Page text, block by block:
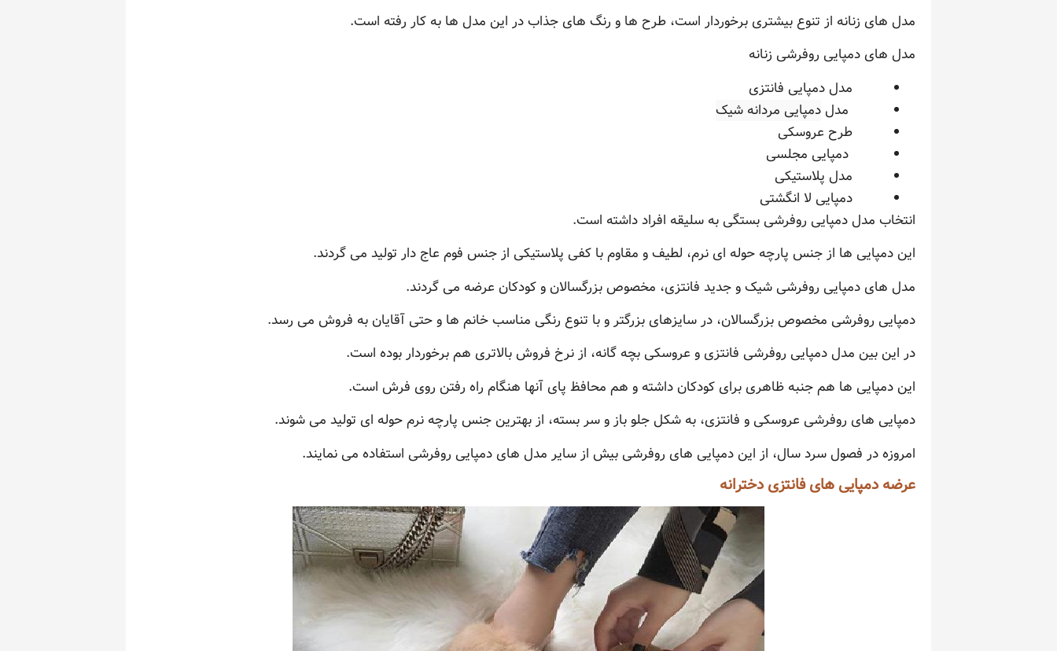
مدل های زنانه از تنوع بیشتری برخوردار است، طرح ها و رنگ های جذاب در این مدل ها به کار رفته است.
مدل های دمپایی روفرشی زنانه
مدل دمپایی فانتزی
مدلدمپایی مردانه شیک
طرح عروسکی
دمپایی مجلسی
مدل پلاستیکی
دمپایی لا انگشتی
انتخاب مدل دمپایی روفرشی بستگی به سلیقه افراد داشته است.
این دمپایی ها از جنس پارچه حوله ای نرم، لطیف و مقاوم با کفی پلاستیکی از جنس فوم عاج دار تولید می گردند.
مدل های دمپایی روفرشی شیک و جدید فانتزی، مخصوص بزرگسالان و کودکان عرضه می گردند.
دمپایی روفرشی مخصوص بزرگسالان، در سایزهای بزرگتر و با تنوع رنگی مناسب خانم ها و حتی آقایان به فروش می رسد.
در این بین مدل دمپایی روفرشی فانتزی و عروسکی بچه گانه، از نرخ فروش بالاتری هم برخوردار بوده است.
این دمپایی ها هم جنبه ظاهری برای کودکان داشته و هم محافظ پای آنها هنگام راه رفتن روی فرش است.
دمپایی های روفرشی عروسکی و فانتزی، به شکل جلو باز و سر بسته، از بهترین جنس پارچه نرم حوله ای تولید می شوند.
امروزه در فصول سرد سال، از این دمپایی های روفرشی بیش از سایر مدل های دمپایی روفرشی استفاده می نمایند.
عرضه دمپایی های فانتزی دخترانه